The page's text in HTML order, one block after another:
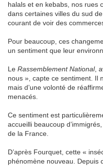
halals et en kebabs, nos rues
dans certaines villes du sud
courant de voir des
Pour beaucoup, ces
un sentiment que leur
Le Rassemblement National,
nous », capte ce sentiment. Il
mais d’une volonté de
menacés.
Ce sentiment est
accueilli beaucoup
de la France.
D’après Fourquet, cette «
phénomène nouveau. Depuis